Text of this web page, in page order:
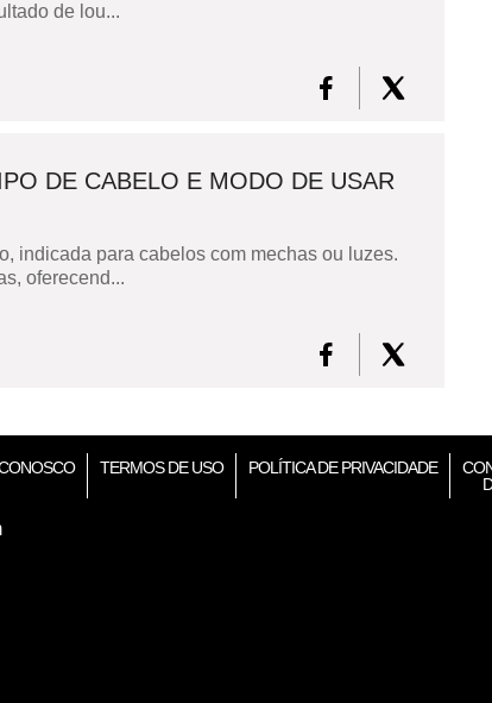
de lou...
DE CABELO E MODO DE USAR
indicada para cabelos com mechas ou luzes.
oferecend...
TERMOS DE USO POLÍTICA DE PRIVACIDADE